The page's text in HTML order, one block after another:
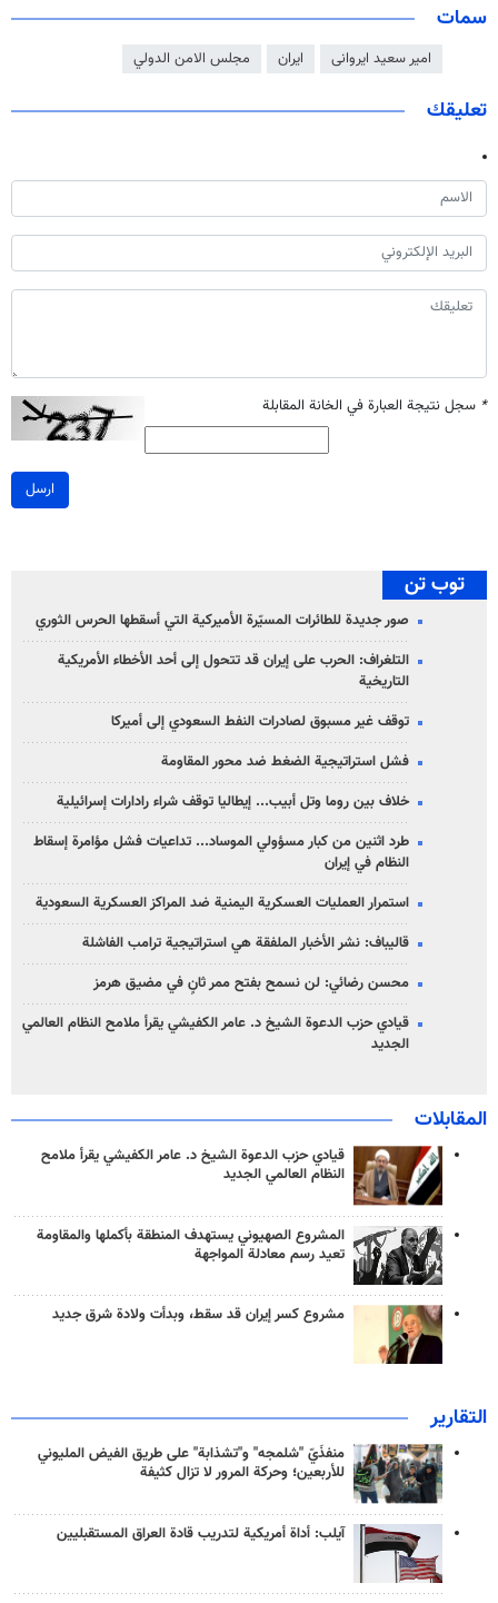
سمات
امیر سعید ایروانی ايران مجلس الامن الدولي
تعليقك
* سجل نتيجة العبارة في الخانة المقابلة
ارسل
توب تن
صور جديدة للطائرات المسيّرة الأميركية التي أسقطها الحرس الثوري
التلغراف: الحرب على إيران قد تتحول إلى أحد الأخطاء الأمريكية
التاريخية
توقف غير مسبوق لصادرات النفط السعودي إلى أميركا
فشل استراتيجية الضغط ضد محور المقاومة
خلاف بين روما وتل أبيب... إيطاليا توقف شراء رادارات إسرائيلية
طرد اثنين من كبار مسؤولي الموساد... تداعيات فشل مؤامرة إسقاط
النظام في إيران
استمرار العمليات العسكرية اليمنية ضد المراكز العسكرية السعودية
قاليباف: نشر الأخبار الملفقة هي استراتيجية ترامب الفاشلة
محسن رضائي: لن نسمح بفتح ممر ثانٍ في مضيق هرمز
قيادي حزب الدعوة الشيخ د. عامر الكفيشي يقرأ ملامح النظام العالمي
الجديد
المقابلات
قيادي حزب الدعوة الشيخ د. عامر الكفيشي يقرأ ملامح
النظام العالمي الجديد
المشروع الصهيوني يستهدف المنطقة بأكملها والمقاومة
تعيد رسم معادلة المواجهة
مشروع كسر إيران قد سقط، وبدأت ولادة شرق جديد
التقارير
منفذَيّ "شلمجه" و"تشذابة" على طريق الفيض المليوني
للأربعين؛ وحركة المرور لا تزال كثيفة
آيلب: أداة أمريكية لتدريب قادة العراق المستقبليين